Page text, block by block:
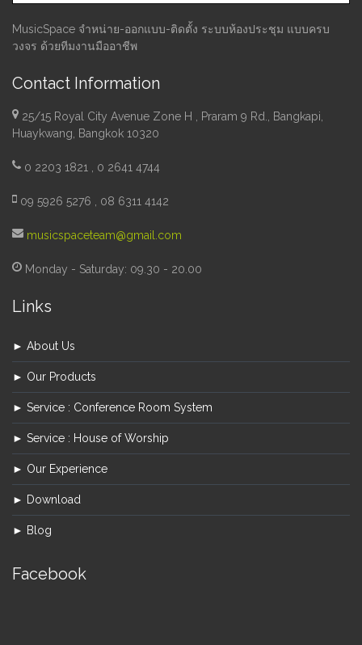
MusicSpace จำหน่าย-ออกแบบ-ติดตั้ง ระบบห้องประชุม แบบครบ
วงจร ด้วยทีมงานมืออาชีพ
Contact Information
25/15 Royal City Avenue Zone H , Praram 9 Rd., Bangkapi,
Huaykwang, Bangkok 10320
0 2203 1821 , 0 2641 4744
09 5926 5276 , 08 6311 4142
musicspaceteam@gmail.com
Monday - Saturday: 09.30 - 20.00
Links
► About Us
► Our Products
► Service : Conference Room System
► Service : House of Worship
► Our Experience
► Download
► Blog
Facebook